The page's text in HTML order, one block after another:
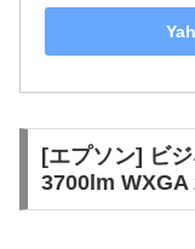
[エプソン] ビ
3700lm